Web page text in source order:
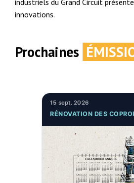
industriels du Grand Circuit
innovations.
Prochaines
15 sept. 2026
RÉNOVATION DES